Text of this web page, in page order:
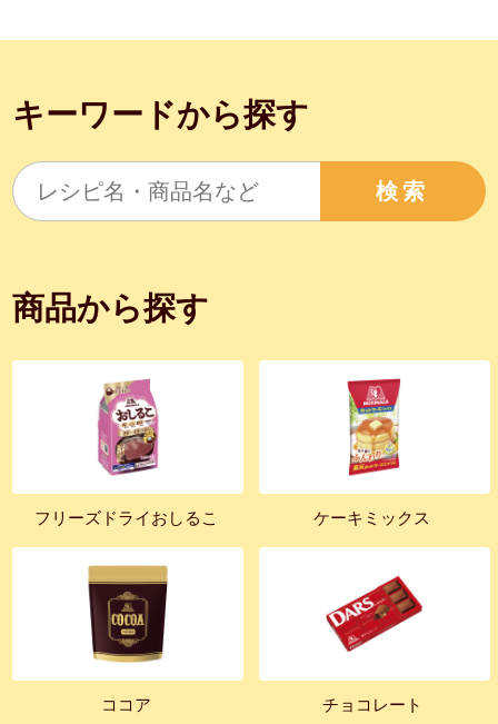
キーワードから探す
検索
商品から探す
フリーズドライおしるこ ケーキミックス
ココア チョコレート